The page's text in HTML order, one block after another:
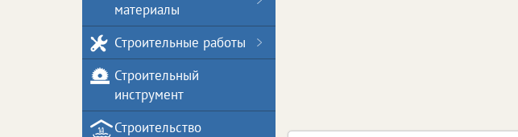
материалы
Строительные работы
Строительный
инструмент
Строительство